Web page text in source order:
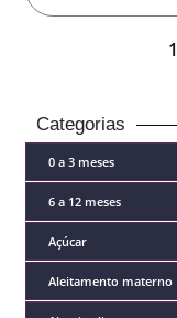
1
Categorias
0 a 3 meses
6 a 12 meses
Açúcar
Aleitamento materno